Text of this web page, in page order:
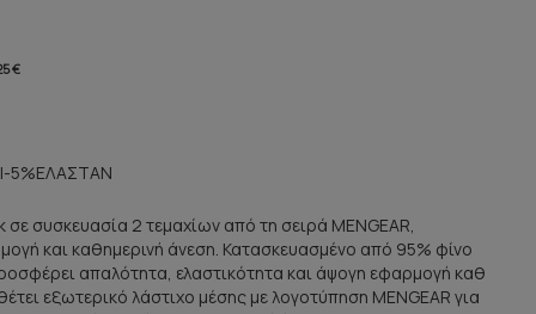
€
5%ΕΛΑΣΤΑΝ
συσκευασία 2 τεμαχίων από τη σειρά MENGEAR,
και καθημερινή άνεση. Κατασκευασμένο από 95% φίνο
απαλότητα, ελαστικότητα και άψογη εφαρμογή καθ
εξωτερικό λάστιχο μέσης με λογοτύπηση MENGEAR για